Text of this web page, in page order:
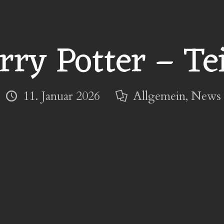
Potter –
11. Januar 2026 Allgemein, News